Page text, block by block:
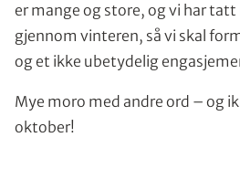
er mange og store, og vi har
gjennom vinteren, så vi skal
og et ikke ubetydelig
Mye moro med andre ord – og
oktober!